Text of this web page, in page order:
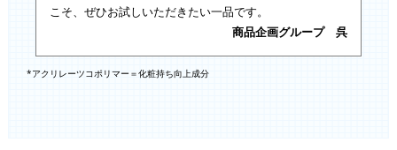
こそ、ぜひお試しいただきたい一品です。
商品企画グループ 呉
*アクリレーツコポリマー＝化粧持ち向上成分